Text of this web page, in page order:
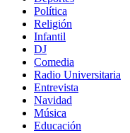
Política
Religión
Infantil
DJ
Comedia
Radio Universitaria
Entrevista
Navidad
Música
Educación